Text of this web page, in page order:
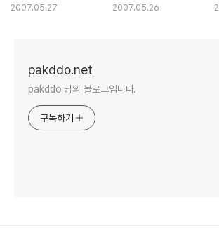
2007.05.27 2007.05.26
pakddo.net
pakddo 님의 블로그입니다.
구독하기